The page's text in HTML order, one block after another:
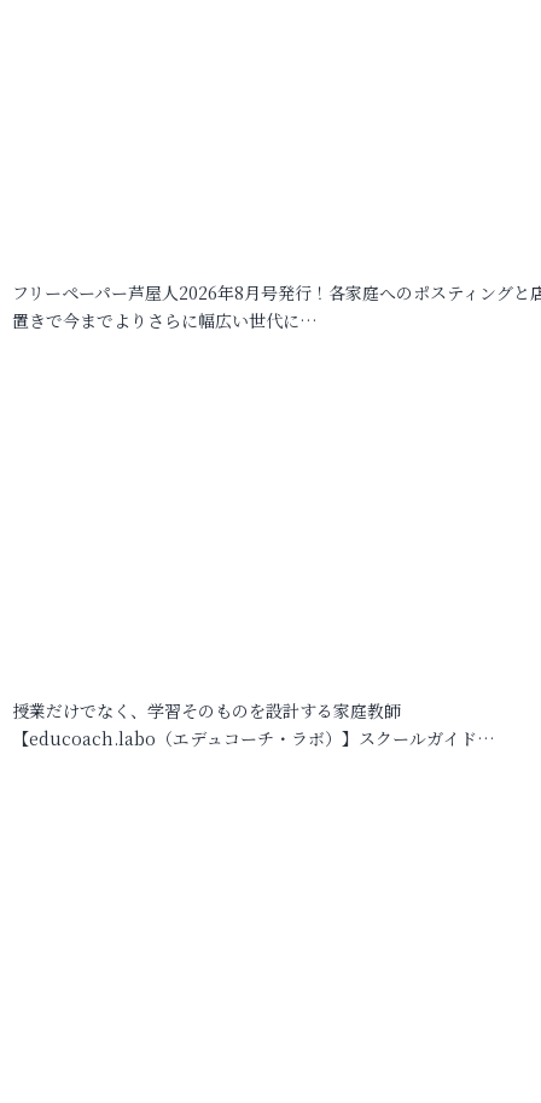
フリーペーパー芦屋人2026年8月号発行！各家庭へのポスティングと
置きで今までよりさらに幅広い世代に…
授業だけでなく、学習そのものを設計する家庭教師
【educoach.labo（エデュコーチ・ラボ）】スクールガイド…